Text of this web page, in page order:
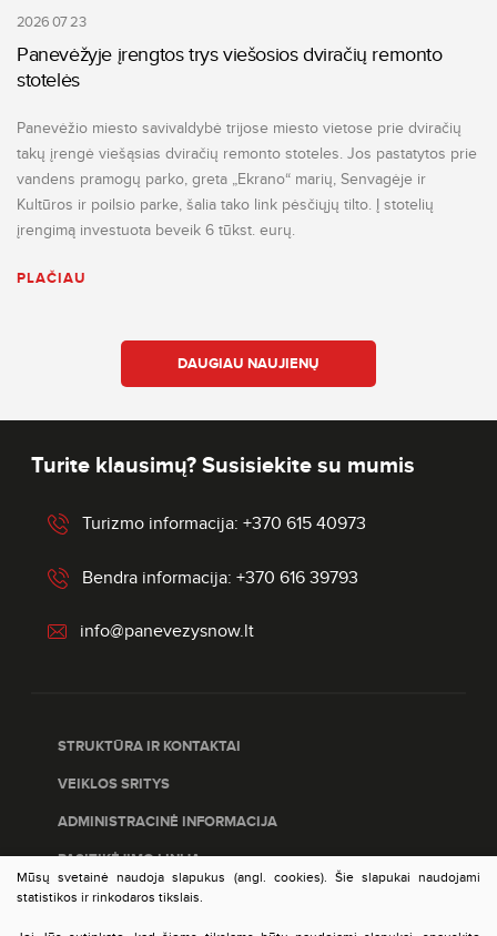
2026 07 23
Panevėžyje įrengtos trys viešosios dviračių remonto
stotelės
Panevėžio miesto savivaldybė trijose miesto vietose prie dviračių
takų įrengė viešąsias dviračių remonto stoteles. Jos pastatytos prie
vandens pramogų parko, greta „Ekrano“ marių, Senvagėje ir
Kultūros ir poilsio parke, šalia tako link pėsčiųjų tilto. Į stotelių
įrengimą investuota beveik 6 tūkst. eurų.
PLAČIAU
DAUGIAU NAUJIENŲ
Turite klausimų? Susisiekite su mumis
Turizmo informacija: +370 615 40973
Bendra informacija: +370 616 39793
info@panevezysnow.lt
STRUKTŪRA IR KONTAKTAI
VEIKLOS SRITYS
ADMINISTRACINĖ INFORMACIJA
PASITIKĖJIMO LINIJA
PASLAUGŲ ĮVERTINIMAS
Mūsų svetainė naudoja slapukus (angl. cookies). Šie slapukai naudojami
statistikos ir rinkodaros tikslais.